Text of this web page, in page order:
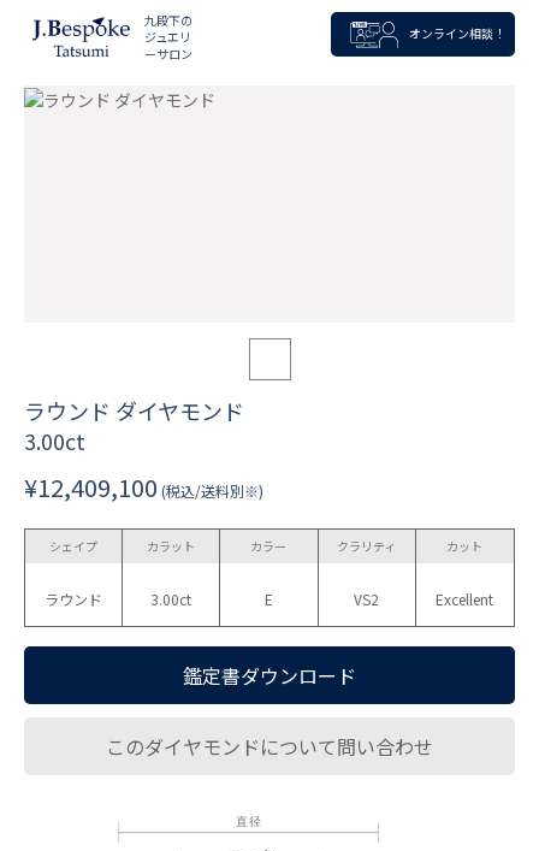
九段下の
ジュエリ
ーサロン
オンライン相談！
ラウンド ダイヤモンド
3.00ct
¥12,409,100 (税込/送料別※)
シェイプ
ラウンド
カラット
3.00ct
カラー
E
クラリティ
VS2
カット
Excellent
鑑定書ダウンロード
このダイヤモンドについて問い合わせ